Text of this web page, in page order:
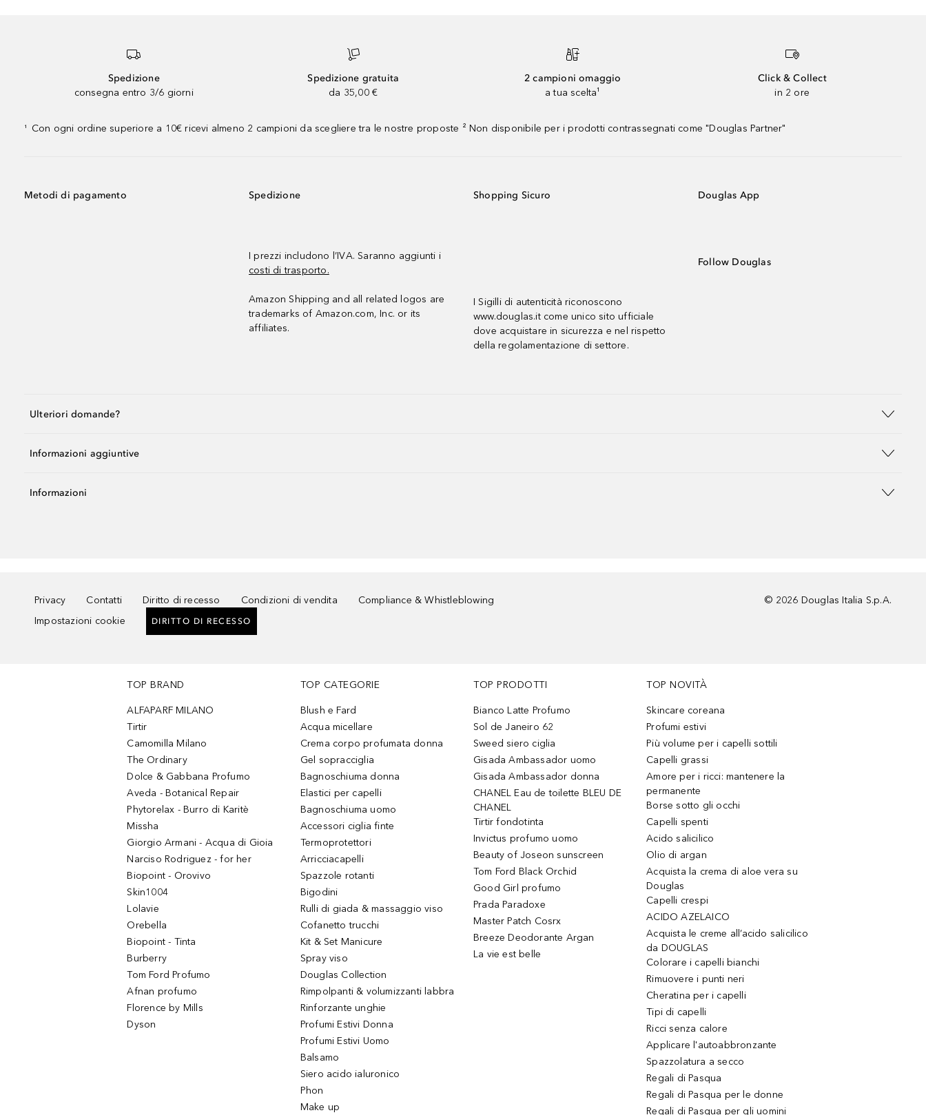
Spedizione
consegna entro 3/6 giorni
Spedizione gratuita
da 35,00 €
2 campioni omaggio
a tua scelta¹
Click & Collect
in 2 ore
¹ Con ogni ordine superiore a 10€ ricevi almeno 2 campioni da scegliere tra le nostre proposte ² Non disponibile per i prodotti contrassegnati come "Douglas Partner"
Metodi di pagamento Spedizione
I prezzi includono l’IVA. Saranno aggiunti i
costi di trasporto.
Amazon Shipping and all related logos are
trademarks of Amazon.com, Inc. or its
affiliates.
Shopping Sicuro
I Sigilli di autenticità riconoscono
www.douglas.it come unico sito ufficiale
dove acquistare in sicurezza e nel rispetto
della regolamentazione di settore.
Douglas App
Follow Douglas
Ulteriori domande?
Informazioni aggiuntive
Informazioni
Privacy Contatti Diritto di recesso Condizioni di vendita
Compliance & Whistleblowing
Impostazioni cookie
DIRITTO DI RECESSO
© 2026 Douglas Italia S.p.A.
TOP BRAND
ALFAPARF MILANO
Tirtir
Camomilla Milano
The Ordinary
Dolce & Gabbana Profumo
Aveda - Botanical Repair
Phytorelax - Burro di Karitè
Missha
Giorgio Armani - Acqua di Gioia
Narciso Rodriguez - for her
Biopoint - Orovivo
Skin1004
Lolavie
Orebella
Biopoint - Tinta
Burberry
Tom Ford Profumo
Afnan profumo
Florence by Mills
Dyson
TOP CATEGORIE
Blush e Fard
Acqua micellare
Crema corpo profumata donna
Gel sopracciglia
Bagnoschiuma donna
Elastici per capelli
Bagnoschiuma uomo
Accessori ciglia finte
Termoprotettori
Arricciacapelli
Spazzole rotanti
Bigodini
Rulli di giada & massaggio viso
Cofanetto trucchi
Kit & Set Manicure
Spray viso
Douglas Collection
Rimpolpanti & volumizzanti labbra
Rinforzante unghie
Profumi Estivi Donna
Profumi Estivi Uomo
Balsamo
Siero acido ialuronico
Phon
Make up
TOP PRODOTTI
Bianco Latte Profumo
Sol de Janeiro 62
Sweed siero ciglia
Gisada Ambassador uomo
Gisada Ambassador donna
CHANEL Eau de toilette BLEU DE
CHANEL
Tirtir fondotinta
Invictus profumo uomo
Beauty of Joseon sunscreen
Tom Ford Black Orchid
Good Girl profumo
Prada Paradoxe
Master Patch Cosrx
Breeze Deodorante Argan
La vie est belle
TOP NOVITÀ
Skincare coreana
Profumi estivi
Più volume per i capelli sottili
Capelli grassi
Amore per i ricci: mantenere la
permanente
Borse sotto gli occhi
Capelli spenti
Acido salicilico
Olio di argan
Acquista la crema di aloe vera su
Douglas
Capelli crespi
ACIDO AZELAICO
Acquista le creme all’acido salicilico
da DOUGLAS
Colorare i capelli bianchi
Rimuovere i punti neri
Cheratina per i capelli
Tipi di capelli
Ricci senza calore
Applicare l'autoabbronzante
Spazzolatura a secco
Regali di Pasqua
Regali di Pasqua per le donne
Regali di Pasqua per gli uomini